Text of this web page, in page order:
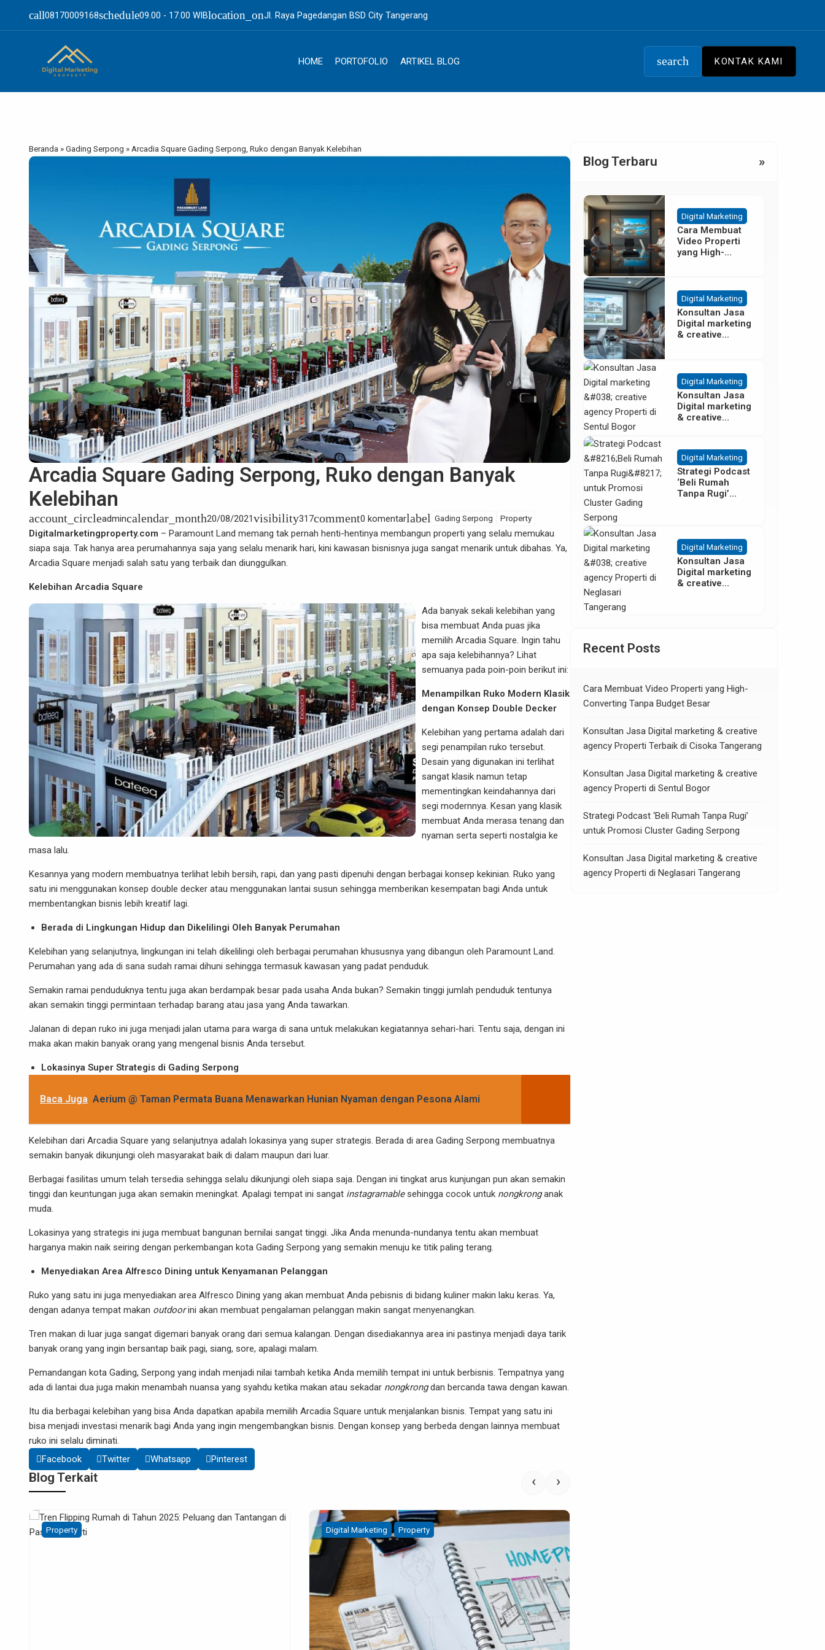
call08170009168schedule09.00 - 17.00 WIBlocation_onJl. Raya Pagedangan BSD City Tangerang
HOME PORTOFOLIO ARTIKEL BLOG search KONTAK KAMI
Beranda »Gading Serpong » Arcadia Square Gading Serpong, Ruko dengan Banyak Kelebihan
Arcadia Square Gading Serpong, Ruko dengan Banyak
Kelebihan
account_circleadmincalendar_month20/08/2021visibility317comment0 komentarlabel Gading Serpong Property
Digitalmarketingproperty.com – Paramount Land memang tak pernah henti-hentinya membangun properti yang selalu memukau
siapa saja. Tak hanya area perumahannya saja yang selalu menarik hari, kini kawasan bisnisnya juga sangat menarik untuk dibahas. Ya,
Arcadia Square menjadi salah satu yang terbaik dan diunggulkan.
Kelebihan Arcadia Square
Ada banyak sekali kelebihan yang
bisa membuat Anda puas jika
memilih Arcadia Square. Ingin tahu
apa saja kelebihannya? Lihat
semuanya pada poin-poin berikut ini:
Menampilkan Ruko Modern Klasik
dengan Konsep Double Decker
Kelebihan yang pertama adalah dari
segi penampilan ruko tersebut.
Desain yang digunakan ini terlihat
sangat klasik namun tetap
mementingkan keindahannya dari
segi modernnya. Kesan yang klasik
membuat Anda merasa tenang dan
nyaman serta seperti nostalgia ke
masa lalu.
Kesannya yang modern membuatnya terlihat lebih bersih, rapi, dan yang pasti dipenuhi dengan berbagai konsep kekinian. Ruko yang
satu ini menggunakan konsep double decker atau menggunakan lantai susun sehingga memberikan kesempatan bagi Anda untuk
membentangkan bisnis lebih kreatif lagi.
Berada di Lingkungan Hidup dan Dikelilingi Oleh Banyak Perumahan
Kelebihan yang selanjutnya, lingkungan ini telah dikelilingi oleh berbagai perumahan khususnya yang dibangun oleh Paramount Land.
Perumahan yang ada di sana sudah ramai dihuni sehingga termasuk kawasan yang padat penduduk.
Semakin ramai penduduknya tentu juga akan berdampak besar pada usaha Anda bukan? Semakin tinggi jumlah penduduk tentunya
akan semakin tinggi permintaan terhadap barang atau jasa yang Anda tawarkan.
Jalanan di depan ruko ini juga menjadi jalan utama para warga di sana untuk melakukan kegiatannya sehari-hari. Tentu saja, dengan ini
maka akan makin banyak orang yang mengenal bisnis Anda tersebut.
Lokasinya Super Strategis di Gading Serpong
Baca Juga Aerium @ Taman Permata Buana Menawarkan Hunian Nyaman dengan Pesona Alami
Kelebihan dari Arcadia Square yang selanjutnya adalah lokasinya yang super strategis. Berada di area Gading Serpong membuatnya
semakin banyak dikunjungi oleh masyarakat baik di dalam maupun dari luar.
Berbagai fasilitas umum telah tersedia sehingga selalu dikunjungi oleh siapa saja. Dengan ini tingkat arus kunjungan pun akan semakin
tinggi dan keuntungan juga akan semakin meningkat. Apalagi tempat ini sangat instagramablesehingga cocok untuk nongkronganak
muda.
Lokasinya yang strategis ini juga membuat bangunan bernilai sangat tinggi. Jika Anda menunda-nundanya tentu akan membuat
harganya makin naik seiring dengan perkembangan kota Gading Serpong yang semakin menuju ke titik paling terang.
Menyediakan Area Alfresco Dining untuk Kenyamanan Pelanggan
Ruko yang satu ini juga menyediakan area Alfresco Dining yang akan membuat Anda pebisnis di bidang kuliner makin laku keras. Ya,
dengan adanya tempat makan outdoorini akan membuat pengalaman pelanggan makin sangat menyenangkan.
Tren makan di luar juga sangat digemari banyak orang dari semua kalangan. Dengan disediakannya area ini pastinya menjadi daya tarik
banyak orang yang ingin bersantap baik pagi, siang, sore, apalagi malam.
Pemandangan kota Gading, Serpong yang indah menjadi nilai tambah ketika Anda memilih tempat ini untuk berbisnis. Tempatnya yang
ada di lantai dua juga makin menambah nuansa yang syahdu ketika makan atau sekadar nongkrongdan bercanda tawa dengan kawan.
Itu dia berbagai kelebihan yang bisa Anda dapatkan apabila memilih Arcadia Square untuk menjalankan bisnis. Tempat yang satu ini
bisa menjadi investasi menarik bagi Anda yang ingin mengembangkan bisnis. Dengan konsep yang berbeda dengan lainnya membuat
ruko ini selalu diminati.
Facebook
Twitter Whatsapp Pinterest
Blog Terkait
Digital Marketing Property
‹ ›
Blog Terbaru »
Digital Marketing
Cara Membuat
Video Properti
yang High-
Digital Marketing
Konsultan Jasa
Digital marketing
& creative
Tangerang
Digital Marketing
Konsultan Jasa
Digital marketing
& creative
Digital Marketing
Strategi Podcast
‘Beli Rumah
Tanpa Rugi’
Digital Marketing
Konsultan Jasa
Digital marketing
& creative
Recent Posts
Cara Membuat Video Properti yang High-
Converting Tanpa Budget Besar
Konsultan Jasa Digital marketing & creative
agency Properti Terbaik di Cisoka Tangerang
Konsultan Jasa Digital marketing & creative
agency Properti di Sentul Bogor
Strategi Podcast ‘Beli Rumah Tanpa Rugi’
untuk Promosi Cluster Gading Serpong
Konsultan Jasa Digital marketing & creative
agency Properti di Neglasari Tangerang